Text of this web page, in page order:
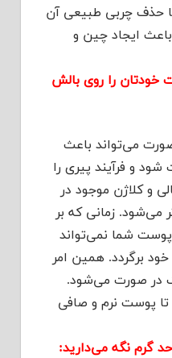
حذف چربی طبیعی آن
ایجاد چین و
خودتان را روی بالش
می‌تواند باعث
و فرآیند پیری را
و کلاژن موجود در
زمانی که بر
شما نمی‌تواند
برگردد. همین امر
در صورت می‌شود.
پوست نرم و صافی